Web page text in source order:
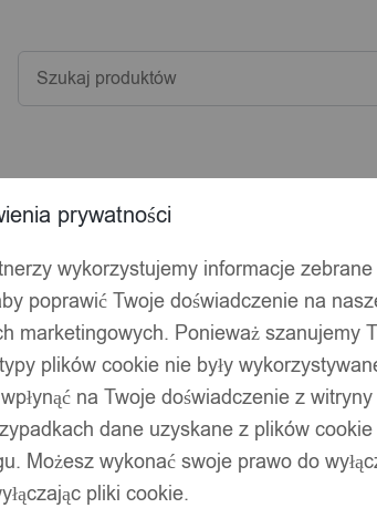
Wyszukiwarka
produktów
prywatności
wykorzystujemy informacje
poprawić Twoje doświadczenie na
marketingowych. Ponieważ szanujemy
plików cookie nie były
na Twoje doświadczenie z
dane uzyskane z plików
Możesz wykonać swoje prawo do
pliki cookie.